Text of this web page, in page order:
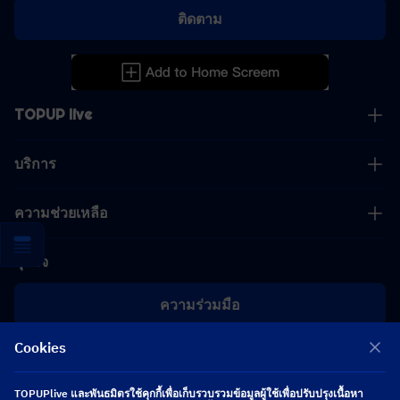
TOPUP live
บริการ
ความช่วยเหลือ
ธุรกิจ
ความร่วมมือ
[email protected]
[email protected]
ติดตาม
Cookies
TOPUPlive และพันธมิตรใช้คุกกี้เพื่อเก็บรวบรวมข้อมูลผู้ใช้เพื่อปรับปรุงเนื้อหา